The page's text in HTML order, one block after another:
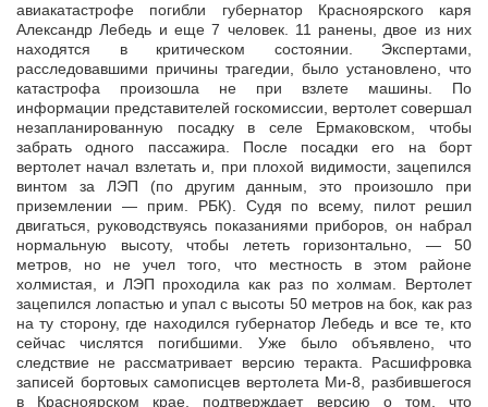
авиакатастрофе погибли губернатор Красноярского каря
Александр Лебедь и еще 7 человек. 11 ранены, двое из них
находятся в критическом состоянии. Экспертами,
расследовавшими причины трагедии, было установлено, что
катастрофа произошла не при взлете машины. По
информации представителей госкомиссии, вертолет совершал
незапланированную посадку в селе Ермаковском, чтобы
забрать одного пассажира. После посадки его на борт
вертолет начал взлетать и, при плохой видимости, зацепился
винтом за ЛЭП (по другим данным, это произошло при
приземлении — прим. РБК). Судя по всему, пилот решил
двигаться, руководствуясь показаниями приборов, он набрал
нормальную высоту, чтобы лететь горизонтально, — 50
метров, но не учел того, что местность в этом районе
холмистая, и ЛЭП проходила как раз по холмам. Вертолет
зацепился лопастью и упал с высоты 50 метров на бок, как раз
на ту сторону, где находился губернатор Лебедь и все те, кто
сейчас числятся погибшими. Уже было объявлено, что
следствие не рассматривает версию теракта. Расшифровка
записей бортовых самописцев вертолета Ми-8, разбившегося
в Красноярском крае, подтверждает версию о том, что